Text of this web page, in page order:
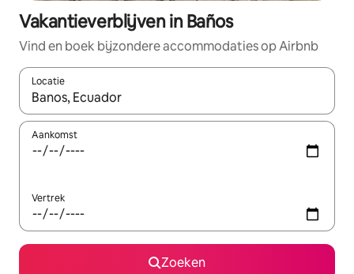
Vakantieverblijven in Baños
Vind en boek bijzondere accommodaties op Airbnb
Locatie
Wanneer er resultaten beschikbaar zijn, maak je een keuze
Aankomst
Vertrek
Zoeken